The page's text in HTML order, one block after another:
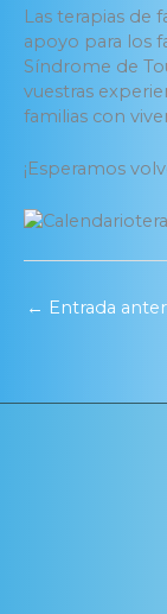
Las terapias de
apoyo para los
Síndrome de
vuestras
familias con
¡Esperamos
← Entrada